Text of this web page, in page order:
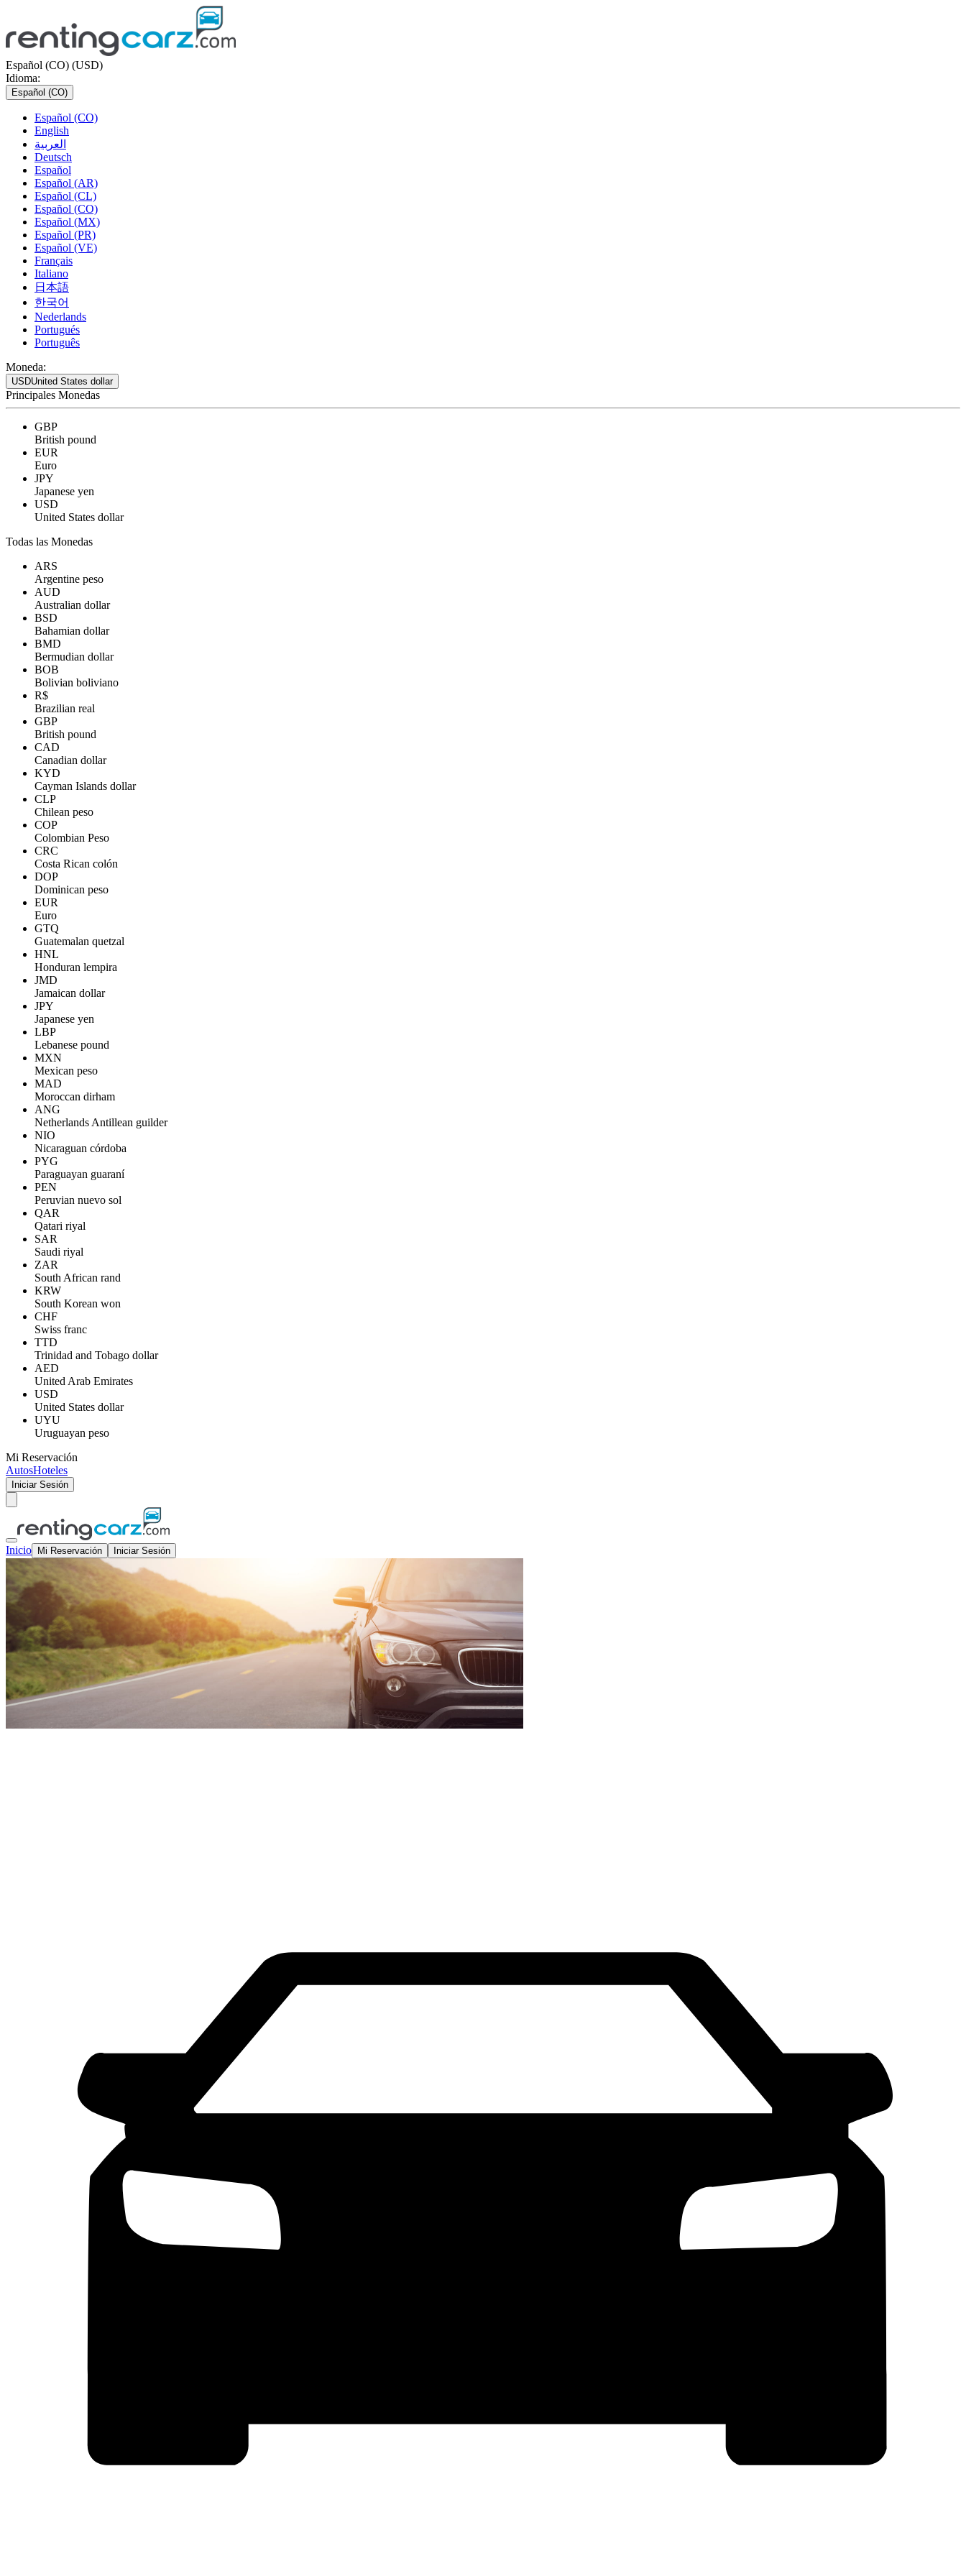
Español (CO) (USD)
Idioma:
Español (CO)
Español (CO)
English
العربية
Deutsch
Español
Español (AR)
Español (CL)
Español (CO)
Español (MX)
Español (PR)
Español (VE)
Français
Italiano
日本語
한국어
Nederlands
Portugués
Português
Moneda:
USDUnited States dollar
Principales Monedas
GBP
British pound
EUR
Euro
JPY
Japanese yen
USD
United States dollar
Todas las Monedas
ARS
Argentine peso
AUD
Australian dollar
BSD
Bahamian dollar
BMD
Bermudian dollar
BOB
Bolivian boliviano
R$
Brazilian real
GBP
British pound
CAD
Canadian dollar
KYD
Cayman Islands dollar
CLP
Chilean peso
COP
Colombian Peso
CRC
Costa Rican colón
DOP
Dominican peso
EUR
Euro
GTQ
Guatemalan quetzal
HNL
Honduran lempira
JMD
Jamaican dollar
JPY
Japanese yen
LBP
Lebanese pound
MXN
Mexican peso
MAD
Moroccan dirham
ANG
Netherlands Antillean guilder
NIO
Nicaraguan córdoba
PYG
Paraguayan guaraní
PEN
Peruvian nuevo sol
QAR
Qatari riyal
SAR
Saudi riyal
ZAR
South African rand
KRW
South Korean won
CHF
Swiss franc
TTD
Trinidad and Tobago dollar
AED
United Arab Emirates
USD
United States dollar
UYU
Uruguayan peso
Mi Reservación
AutosHoteles
Iniciar Sesión
Inicio Mi Reservación Iniciar Sesión